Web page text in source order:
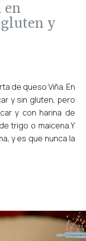
y
de queso Viña. En
y sin gluten, pero
y con harina de
trigo o maicena.Y
y es que nunca la